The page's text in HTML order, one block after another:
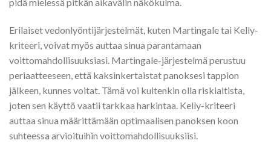
pidä mielessä pitkän aikavälin näkökulma.
Erilaiset vedonlyöntijärjestelmät, kuten Martingale tai Kelly-
kriteeri, voivat myös auttaa sinua parantamaan
voittomahdollisuuksiasi. Martingale-järjestelmä perustuu
periaatteeseen, että kaksinkertaistat panoksesi tappion
jälkeen, kunnes voitat. Tämä voi kuitenkin olla riskialtista,
joten sen käyttö vaatii tarkkaa harkintaa. Kelly-kriteeri
auttaa sinua määrittämään optimaalisen panoksen koon
suhteessa arvioituihin voittomahdollisuuksiisi.